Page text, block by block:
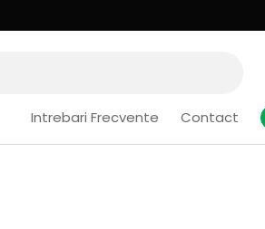
Intrebari Frecvente Contact